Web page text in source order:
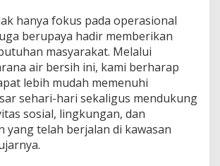
hanya fokus pada operasional
berupaya hadir memberikan
masyarakat. Melalui
air bersih ini, kami berharap
lebih mudah memenuhi
sehari-hari sekaligus mendukung
sosial, lingkungan, dan
yang telah berjalan di kawasan